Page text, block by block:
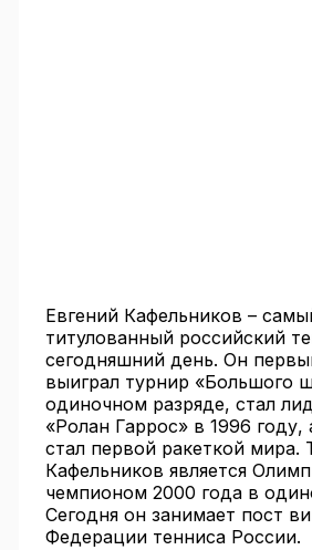
Евгений Кафельников –
титулованный российский
сегодняшний день. Он
выиграл турнир «Большого
одиночном разряде, стал
«Ролан Гаррос» в 1996 году,
стал первой ракеткой мира.
Кафельников является
чемпионом 2000 года в
Сегодня он занимает пост
Федерации тенниса России.